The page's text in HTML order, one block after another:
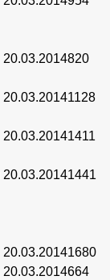
20.03.2014820
20.03.20141128
20.03.20141411
20.03.20141441
20.03.20141680
20.03.2014664